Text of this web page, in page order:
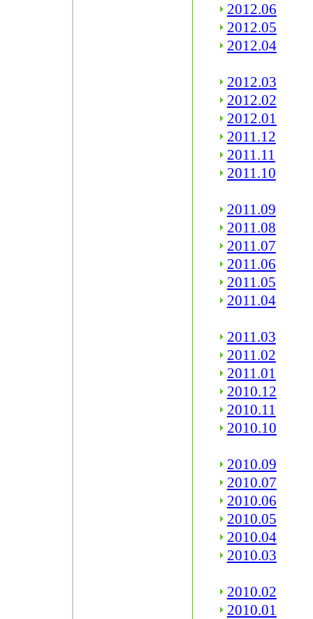
2012.06
2012.05
2012.04
2012.03
2012.02
2012.01
2011.12
2011.11
2011.10
2011.09
2011.08
2011.07
2011.06
2011.05
2011.04
2011.03
2011.02
2011.01
2010.12
2010.11
2010.10
2010.09
2010.07
2010.06
2010.05
2010.04
2010.03
2010.02
2010.01